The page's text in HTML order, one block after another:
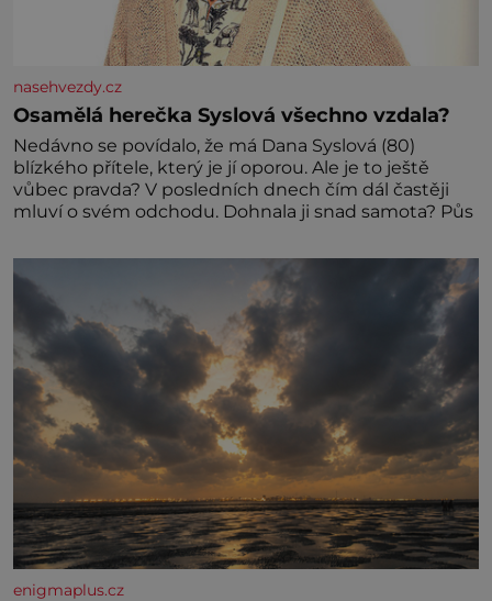
nasehvezdy.cz
Osamělá herečka Syslová všechno vzdala?
Nedávno se povídalo, že má Dana Syslová (80)
blízkého přítele, který je jí oporou. Ale je to ještě
vůbec pravda? V posledních dnech čím dál častěji
mluví o svém odchodu. Dohnala ji snad samota? Půs
enigmaplus.cz